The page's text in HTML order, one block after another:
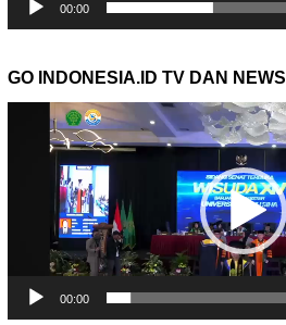
00:00
GO INDONESIA.ID TV DAN NEWS
Pemutar
00:00